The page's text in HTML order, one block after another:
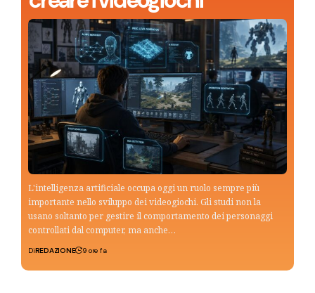
L'intelligenza artificiale occupa oggi un ruolo sempre più
importante nello sviluppo dei videogiochi. Gli studi non la
usano soltanto per gestire il comportamento dei personaggi
controllati dal computer, ma anche…
DiREDAZIONE 9 ore fa